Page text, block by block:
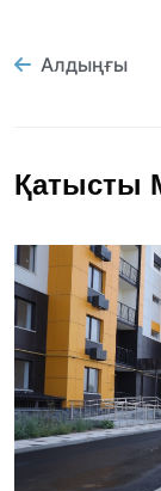
Алдыңғы
Қатысты